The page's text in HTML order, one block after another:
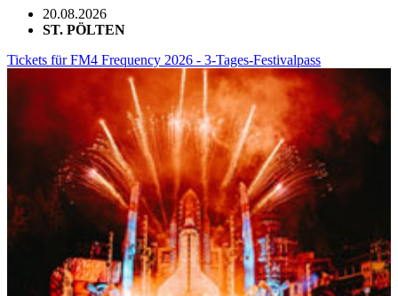
20.08.2026
ST. PÖLTEN
Tickets für FM4 Frequency 2026 - 3-Tages-Festivalpass